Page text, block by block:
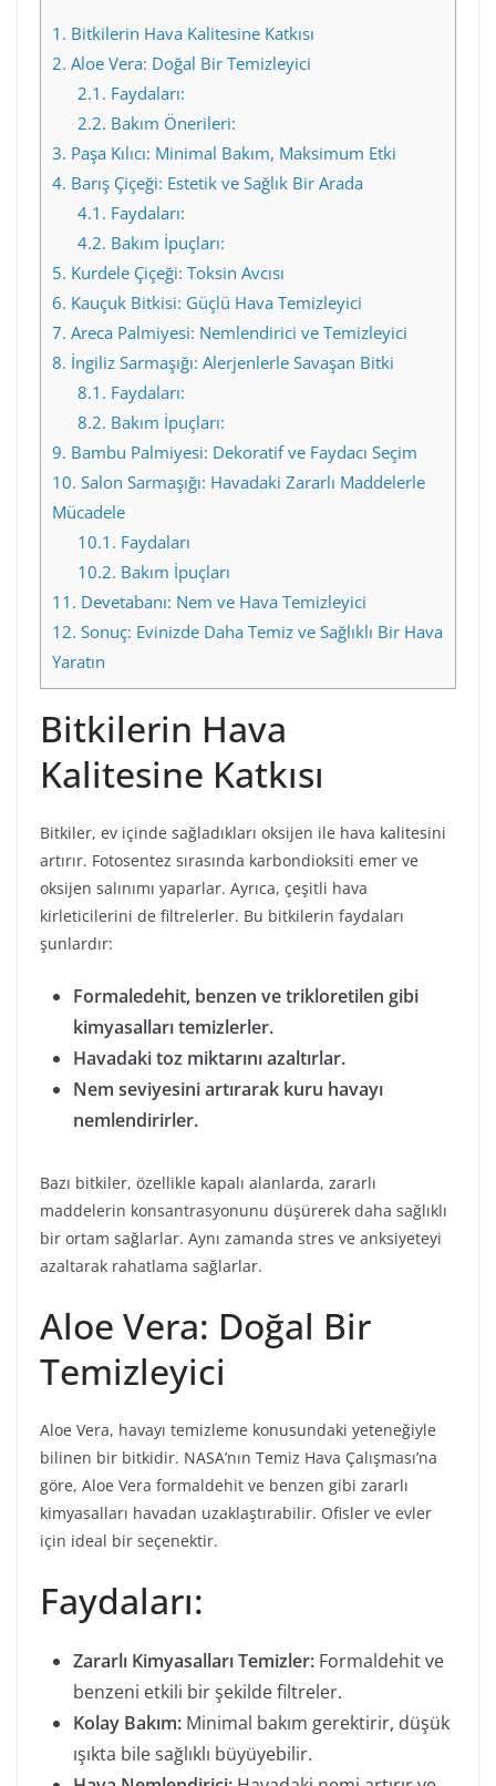
1. Bitkilerin Hava Kalitesine Katkısı
2. Aloe Vera: Doğal Bir Temizleyici
2.1. Faydaları:
2.2. Bakım Önerileri:
3. Paşa Kılıcı: Minimal Bakım, Maksimum Etki
4. Barış Çiçeği: Estetik ve Sağlık Bir Arada
4.1. Faydaları:
4.2. Bakım İpuçları:
5. Kurdele Çiçeği: Toksin Avcısı
6. Kauçuk Bitkisi: Güçlü Hava Temizleyici
7. Areca Palmiyesi: Nemlendirici ve Temizleyici
8. İngiliz Sarmaşığı: Alerjenlerle Savaşan Bitki
8.1. Faydaları:
8.2. Bakım İpuçları:
9. Bambu Palmiyesi: Dekoratif ve Faydacı Seçim
10. Salon Sarmaşığı: Havadaki Zararlı Maddelerle
Mücadele
10.1. Faydaları
10.2. Bakım İpuçları
11. Devetabanı: Nem ve Hava Temizleyici
12. Sonuç: Evinizde Daha Temiz ve Sağlıklı Bir Hava
Yaratın
Bitkilerin Hava
Kalitesine Katkısı
Bitkiler, ev içinde sağladıkları oksijen ile hava kalitesini
artırır. Fotosentez sırasında karbondioksiti emer ve
oksijen salınımı yaparlar. Ayrıca, çeşitli hava
kirleticilerini de filtrelerler. Bu bitkilerin faydaları
şunlardır:
Formaledehit, benzen ve trikloretilen gibi
kimyasalları temizlerler.
Havadaki toz miktarını azaltırlar.
Nem seviyesini artırarak kuru havayı
nemlendirirler.
Bazı bitkiler, özellikle kapalı alanlarda, zararlı
maddelerin konsantrasyonunu düşürerek daha sağlıklı
bir ortam sağlarlar. Aynı zamanda stres ve anksiyeteyi
azaltarak rahatlama sağlarlar.
Aloe Vera: Doğal Bir
Temizleyici
Aloe Vera, havayı temizleme konusundaki yeteneğiyle
bilinen bir bitkidir. NASA’nın Temiz Hava Çalışması’na
göre, Aloe Vera formaldehit ve benzen gibi zararlı
kimyasalları havadan uzaklaştırabilir. Ofisler ve evler
için ideal bir seçenektir.
Faydaları:
Zararlı Kimyasalları Temizler: Formaldehit ve
benzeni etkili bir şekilde filtreler.
Kolay Bakım: Minimal bakım gerektirir, düşük
ışıkta bile sağlıklı büyüyebilir.